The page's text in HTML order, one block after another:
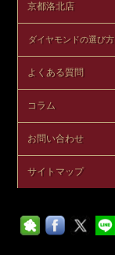
京都洛北店
ダイヤモンドの選び方
よくある質問
コラム
お問い合わせ
サイトマップ